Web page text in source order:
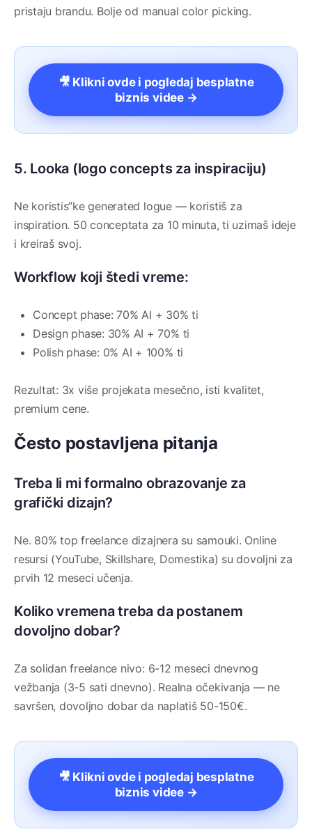
pristaju brandu. Bolje od manual color picking.
🎥 Klikni ovde i pogledaj besplatne
biznis videe →
5. Looka (logo concepts za inspiraciju)
Ne koristis”ke generated logue — koristiš za
inspiration. 50 conceptata za 10 minuta, ti uzimaš ideje
i kreiraš svoj.
Workflow koji štedi vreme:
Concept phase: 70% AI + 30% ti
Design phase: 30% AI + 70% ti
Polish phase: 0% AI + 100% ti
Rezultat: 3x više projekata mesečno, isti kvalitet,
premium cene.
Često postavljena pitanja
Treba li mi formalno obrazovanje za
grafički dizajn?
Ne. 80% top freelance dizajnera su samouki. Online
resursi (YouTube, Skillshare, Domestika) su dovoljni za
prvih 12 meseci učenja.
Koliko vremena treba da postanem
dovoljno dobar?
Za solidan freelance nivo: 6-12 meseci dnevnog
vežbanja (3-5 sati dnevno). Realna očekivanja — ne
savršen, dovoljno dobar da naplatiš 50-150€.
🎥 Klikni ovde i pogledaj besplatne
biznis videe →